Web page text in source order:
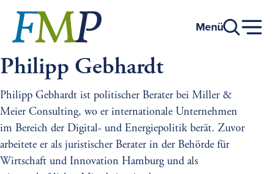
Hauptinhalt
Menü
Philipp Gebhardt
Philipp Gebhardt ist politischer Berater bei Miller &
Meier Consulting, wo er internationale Unternehmen
im Bereich der Digital- und Energiepolitik berät. Zuvor
arbeitete er als juristischer Berater in der Behörde für
Wirtschaft und Innovation Hamburg und als